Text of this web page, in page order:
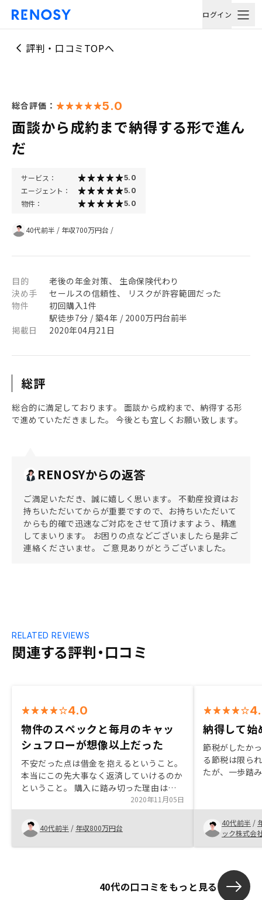
ログイン
評判・口コミTOPへ
総合評価： 5.0
面談から成約まで納得する形で進ん
だ
サービス： 5.0
エージェント： 5.0
物件： 5.0
40代前半 / 年収700万円台 /
目的
老後の年金対策、 生命保険代わり
決め手
セールスの信頼性、 リスクが許容範囲だった
物件
初回購入1件
駅徒歩7分 / 築4年 / 2000万円台前半
掲載日
2020年04月21日
総評
総合的に満足しております。 面談から成約まで、納得する形
で進めていただきました。 今後とも宜しくお願い致します。
RENOSYからの返答
ご満足いただき、誠に嬉しく思います。 不動産投資はお
持ちいただいてからが重要ですので、お持ちいただいて
からも的確で迅速なご対応をさせて頂けますよう、精進
してまいります。 お困りの点などございましたら是非ご
連絡くださいませ。 ご意見ありがとうございました。
関連する評判・口コミ
RELATED REVIEWS
4.0
物件のスペックと毎月のキャッ
シュフローが想像以上だった
不安だった点は借金を抱えるということ。
本当にこの先大事なく返済していけるのか
ということ。 購入に踏み切った理由は物
件そのもののスペックもさることながら、
月次のキャッシュフローが想定以上だった
こと。連携、段取りをスピーディにした方
がいい。
2020年11月05日
40代前半 / 年収800万円台
納得して始
節税がしたか
る節税は限ら
たが、一歩踏
約できた。オ
でいて、申し
く、直近でど
のか（保険料
後10日以上
わかりづらい。
40代前半 /
ック株式会
40代の口コミをもっと見る